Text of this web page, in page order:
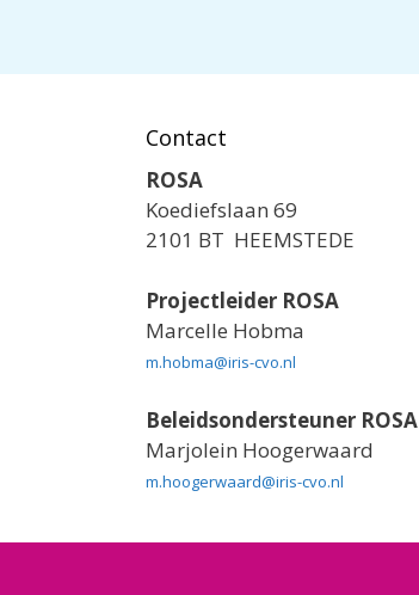
Contact
ROSA
Koediefslaan 69
2101 BT HEEMSTEDE
Projectleider ROSA
Marcelle Hobma
m.hobma@iris-cvo.nl
Beleidsondersteuner ROSA
Marjolein Hoogerwaard
m.hoogerwaard@iris-cvo.nl